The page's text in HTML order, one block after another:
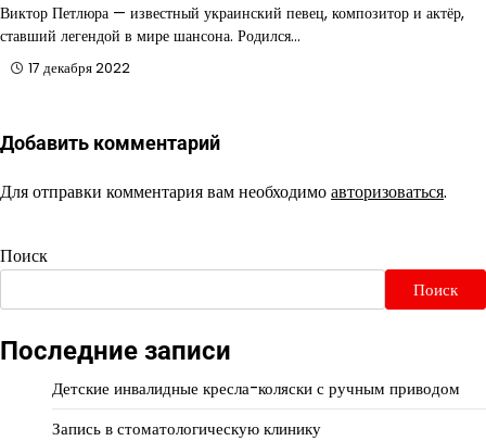
Виктор Петлюра — известный украинский певец, композитор и актёр,
ставший легендой в мире шансона. Родился…
17 декабря 2022
Добавить комментарий
Для отправки комментария вам необходимоавторизоваться.
Поиск
Поиск
Последние записи
Детские инвалидные кресла-коляски с ручным приводом
Запись в стоматологическую клинику